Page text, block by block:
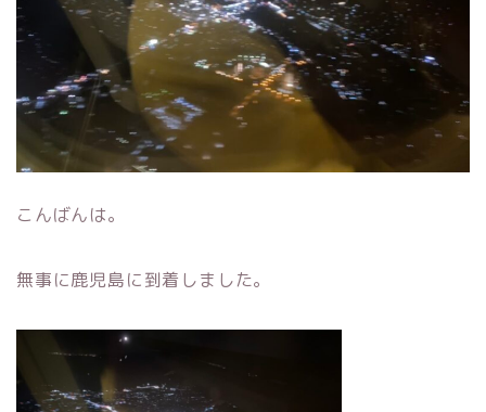
こんばんは。
無事に鹿児島に到着しました。